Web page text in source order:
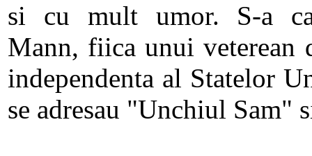
si cu mult umor. S-a
Mann, fiica unui veterean
independenta al Statelor
se adresau "Unchiul Sam"